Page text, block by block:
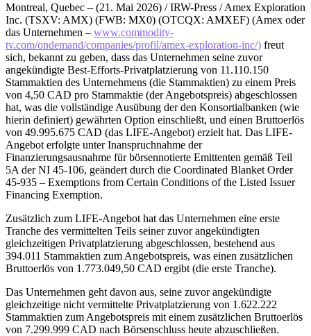
Montreal, Quebec – (21. Mai 2026) / IRW-Press / Amex Exploration
Inc. (TSXV: AMX) (FWB: MX0) (OTCQX: AMXEF) (Amex oder
das Unternehmen – www.commodity-
tv.com/ondemand/companies/profil/amex-exploration-inc/) freut
sich, bekannt zu geben, dass das Unternehmen seine zuvor
angekündigte Best-Efforts-Privatplatzierung von 11.110.150
Stammaktien des Unternehmens (die Stammaktien) zu einem Preis
von 4,50 CAD pro Stammaktie (der Angebotspreis) abgeschlossen
hat, was die vollständige Ausübung der den Konsortialbanken (wie
hierin definiert) gewährten Option einschließt, und einen Bruttoerlös
von 49.995.675 CAD (das LIFE-Angebot) erzielt hat. Das LIFE-
Angebot erfolgte unter Inanspruchnahme der
Finanzierungsausnahme für börsennotierte Emittenten gemäß Teil
5A der NI 45-106, geändert durch die Coordinated Blanket Order
45-935 – Exemptions from Certain Conditions of the Listed Issuer
Financing Exemption.
Zusätzlich zum LIFE-Angebot hat das Unternehmen eine erste
Tranche des vermittelten Teils seiner zuvor angekündigten
gleichzeitigen Privatplatzierung abgeschlossen, bestehend aus
394.011 Stammaktien zum Angebotspreis, was einen zusätzlichen
Bruttoerlös von 1.773.049,50 CAD ergibt (die erste Tranche).
Das Unternehmen geht davon aus, seine zuvor angekündigte
gleichzeitige nicht vermittelte Privatplatzierung von 1.622.222
Stammaktien zum Angebotspreis mit einem zusätzlichen Bruttoerlös
von 7.299.999 CAD nach Börsenschluss heute abzuschließen.